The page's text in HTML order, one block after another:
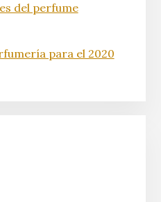
del perfume
para el 2020